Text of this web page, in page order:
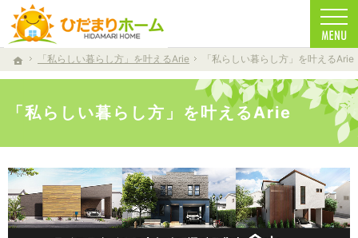
ホーム「私らしい暮らし方」を叶えるArie 「私らしい暮らし方」を叶えるArie
「私らしい暮らし方」を叶えるArie
一生に一度の家づくり。注文住宅（仁多郡・雲南市・松江市）の工務店なら安心・信頼の
注文住宅（仁多郡・雲南市・松江市）の工務店なら当店で家づくり